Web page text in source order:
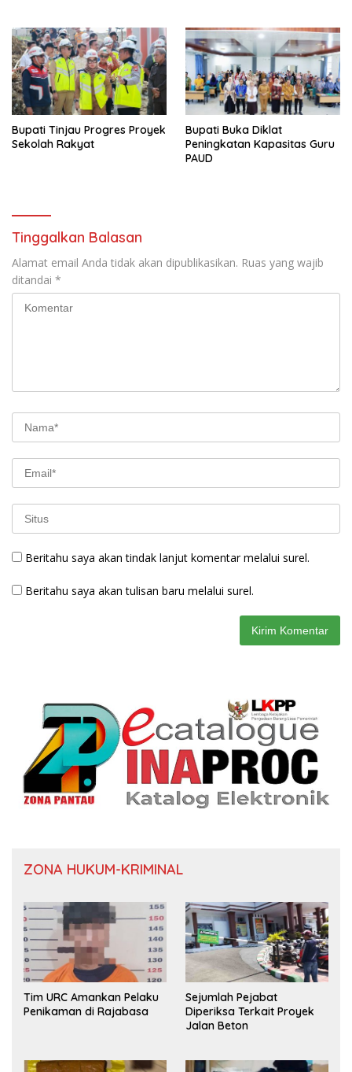
Bupati Tinjau Progres Proyek
Sekolah Rakyat
Bupati Buka Diklat
Peningkatan Kapasitas Guru
PAUD
Tinggalkan Balasan
Alamat email Anda tidak akan dipublikasikan. Ruas yang wajib
ditandai *
Beritahu saya akan tindak lanjut komentar melalui surel.
Beritahu saya akan tulisan baru melalui surel.
ZONA HUKUM-KRIMINAL
Tim URC Amankan Pelaku
Penikaman di Rajabasa
Sejumlah Pejabat
Diperiksa Terkait Proyek
Jalan Beton